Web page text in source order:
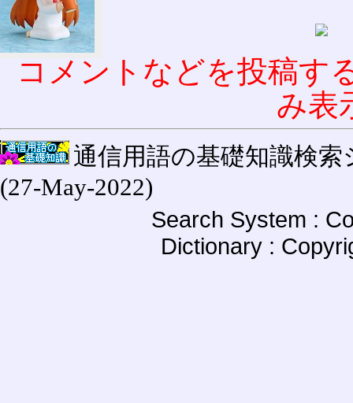
コメントなどを投稿す
み表
通信用語の基礎知識検索
(27-May-2022)
Search System :
Dictionary :